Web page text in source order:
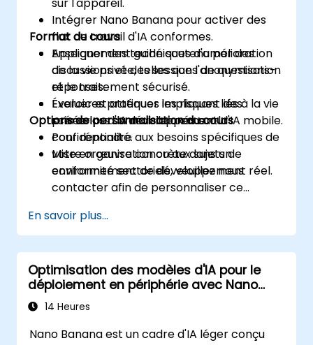
Intégrer Nano Banana pour activer des
flux de travail d'IA conformes.
Appliquer des techniques d'amélioration
de la vie privée, telles que l'anonymisation
et le traitement sécurisé.
Évaluer et atténuer les risques liés à la vie
privée lors du développement d'IA mobile.
Format du cours
Enseignement guidé soutenu par des
discussions et des sessions de questions-
réponses.
Exercices pratiques impliquant des
scénarios d'IA mobile axés sur la
confidentialité.
Mise en œuvre concrète dans un
environnement de développement réel.
Options de personnalisation du cours
Pour répondre aux besoins spécifiques de
votre organisation ou aux sujets de
conformité sectoriels, veuillez nous
contacter afin de personnaliser ce
En savoir plus...
Optimisation des modèles d'IA pour le
déploiement en périphérie avec Nano
Banana
14 Heures
Nano Banana est un cadre d'IA léger conçu